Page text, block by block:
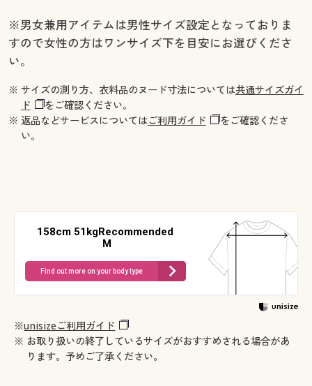
※男女兼用アイテムは男性サイズ設定となっておりま
すので女性の方はワンサイズ下を目安にお選びくださ
い。
※ サイズの測り方、衣料品のヌード寸法については共通サイズガイ
ド
をご確認ください。
※ 返品などサービスについてはご利用ガイド
をご確認くださ
い。
158cm 51kgRecommended
M
Find out more on your body type
※unisizeご利用ガイド
※ お取り扱いの終了しているサイズがおすすめされる場合があ
ります。予めご了承ください。